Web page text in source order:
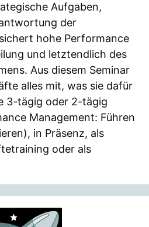
Aufgaben,
der
hohe Performance
und letztendlich des
Aus diesem Seminar
alles mit, was sie dafür
3-tägig oder 2-tägig
Management: Führen
in Präsenz, als
oder als